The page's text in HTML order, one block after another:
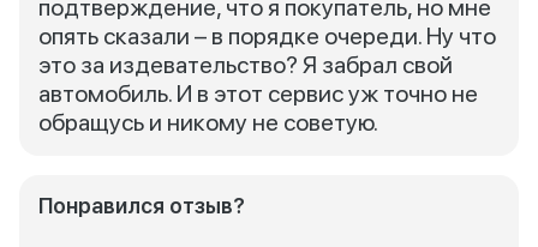
подтверждение, что я покупатель, но мне
опять сказали – в порядке очереди. Ну что
это за издевательство? Я забрал свой
автомобиль. И в этот сервис уж точно не
обращусь и никому не советую.
Понравился отзыв?